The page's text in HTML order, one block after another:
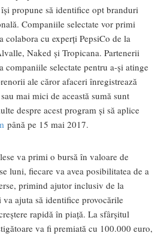
propune să identifice opt branduri
Companiile selectate vor primi
colabora cu experți PepsiCo de la
Naked şi Tropicana. Partenerii
companiile selectate pentru a-şi atinge
ale căror afaceri înregistrează
mai mici de această sumă sunt
despre acest program şi să aplice
până pe 15 mai 2017.
va primi o bursă în valoare de
luni, fiecare va avea posibilitatea de a
primind ajutor inclusiv de la
ajuta să identifice provocările
rapidă în piaţă. La sfârşitul
va fi premiată cu 100.000 euro,